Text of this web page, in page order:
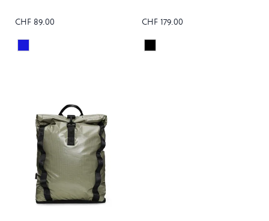
CHF 89.00
Colour
Pool
CHF 179.00
Colour
True Black